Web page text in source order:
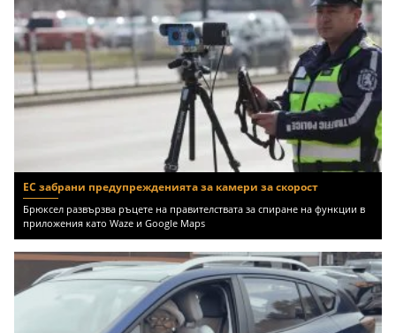
ЕС забрани предупрежденията за камери за скорост
Брюксел развързва ръцете на правителствата за спиране на функции в
приложения като Waze и Google Maps